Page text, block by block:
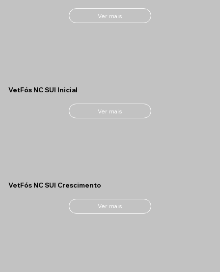
Ver mais
VetFós NC SUI Inicial
Ver mais
VetFós NC SUI Crescimento
Ver mais